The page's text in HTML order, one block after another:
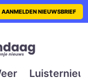
eerste
AANMELDEN NIEUWSBRIEF